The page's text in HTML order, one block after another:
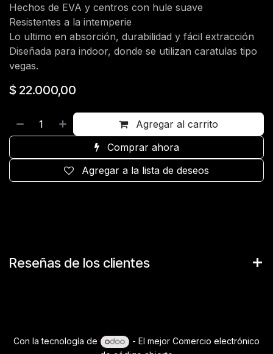
Hechos de EVA y centros con hule suave
Resistentes a la intemperie
Lo ultimo en absorción, durabilidad y fácil extracción
Diseñada para indoor, donde se utilizan caratulas tipo
vegas.
$ 22.000,00
Agregar al carrito
Comprar ahora
Agregar a la lista de deseos
Reseñas de los clientes
Con la tecnología de - El mejor Comercio electrónico